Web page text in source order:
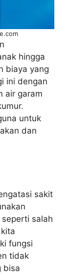
hingga
biaya yang
ini dengan
air garam
untuk
dan
sakit
salah
fungsi
tidak
bisa